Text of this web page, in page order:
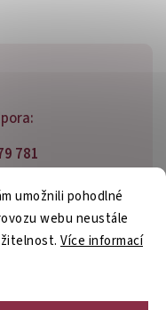
umožnili pohodlné
webu neustále
Více informací
781